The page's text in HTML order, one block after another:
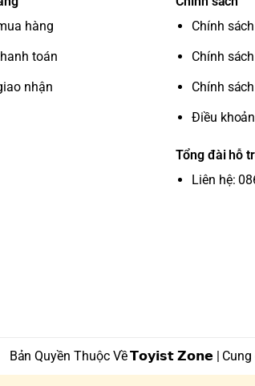
hàng
toán
nhận
Chính
Chính
Chính
Điều
Tổng đài hỗ
Liên hệ:
Bản Quyền Thuộc Về 𝗧𝗼𝘆𝗶𝘀𝘁 𝗭𝗼𝗻𝗲 | Cung